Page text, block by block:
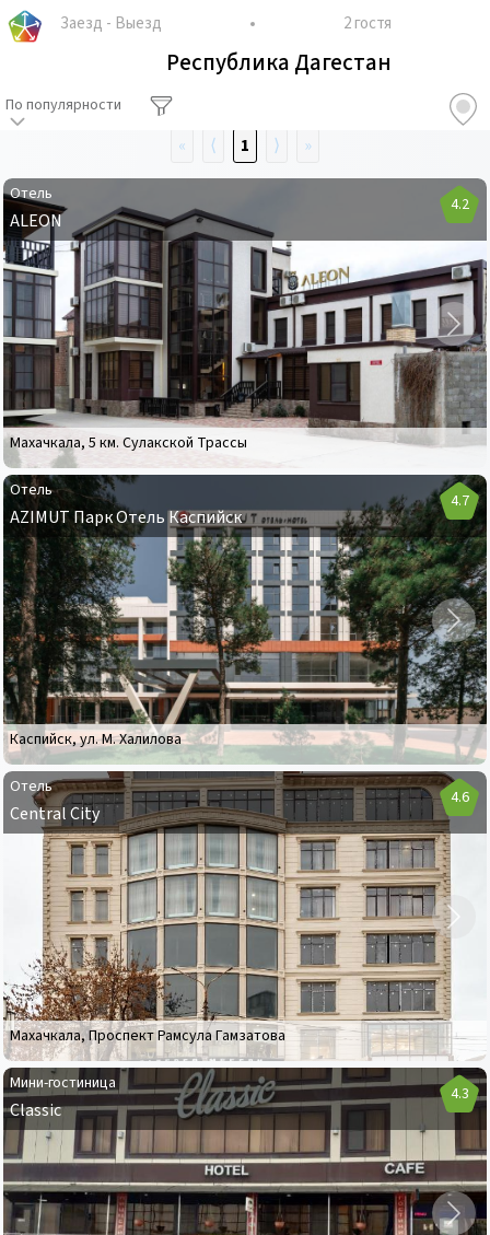
Республика Дагестан
Заезд - Выезд 2 гостя
По популярности
« ⟨ 1 ⟩ »
Отель
ALEON
Отель
ALEON
Махачкала, 5 км. Сулакской Трассы
4.2
Отель
AZIMUT Парк Отель Каспийск
Отель
AZIMUT
Парк
Отель
Каспийск
Каспийск,ул. М. Халилова
4.7
Отель
Central City
Отель
Central
Махачкала,Проспект Рамсула Гамзатова
4.6
Мини-гостиница
Classic
Мини-
гостиница
Classic
4.3